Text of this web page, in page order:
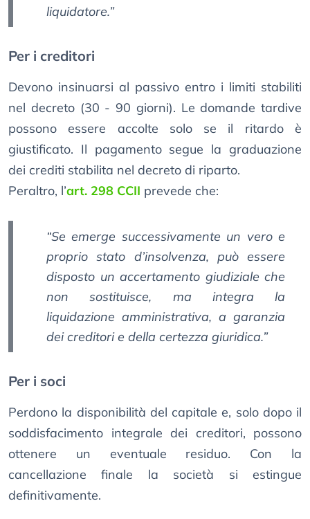
liquidatore.”
Per i creditori
Devono insinuarsi al passivo entro i limiti stabiliti
nel decreto (30 - 90 giorni). Le domande tardive
possono essere accolte solo se il ritardo è
giustificato. Il pagamento segue la graduazione
dei crediti stabilita nel decreto di riparto.
Peraltro, l’art. 298 CCII prevede che:
“Se emerge successivamente un vero e
proprio stato d’insolvenza, può essere
disposto un accertamento giudiziale che
non sostituisce, ma integra la
liquidazione amministrativa, a garanzia
dei creditori e della certezza giuridica.”
Per i soci
Perdono la disponibilità del capitale e, solo dopo il
soddisfacimento integrale dei creditori, possono
ottenere un eventuale residuo. Con la
cancellazione finale la società si estingue
definitivamente.